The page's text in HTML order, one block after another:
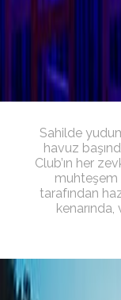
Sahilde
havuz
Club’ın her
muhteşem
tarafından